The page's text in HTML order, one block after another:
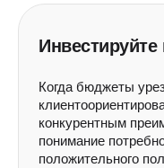
Когда бюджеты
конкурентным
понимание
положительного